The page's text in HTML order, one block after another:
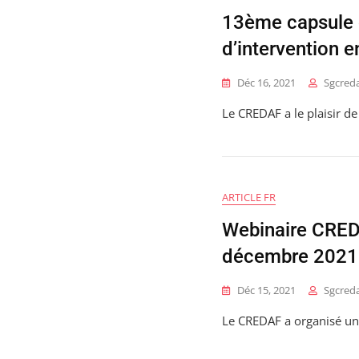
13ème
d’intervention
Déc 16, 2021
Le CREDAF a le plaisir
ARTICLE FR
Webinaire
décembre 2021
Déc 15, 2021
Le CREDAF a organisé